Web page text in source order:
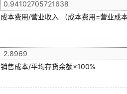
成本费用/营业收入 （成本费用=营业成
销售成本/平均存货余额×100%